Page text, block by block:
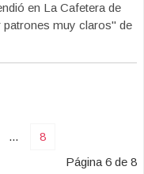
en La Cafetera de
patrones muy claros" de
...
8
Página 6 de 8